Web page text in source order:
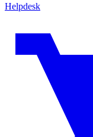
Helpdesk